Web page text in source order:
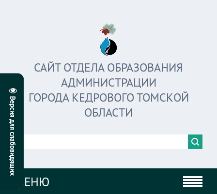
САЙТ ОТДЕЛА ОБРАЗОВАНИЯ
АДМИНИСТРАЦИИ
ГОРОДА КЕДРОВОГО ТОМСКОЙ
ОБЛАСТИ
МЕНЮ